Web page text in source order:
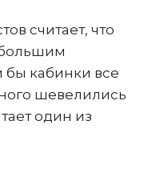
считает, что
большим
бы кабинки все
шевелились
один из